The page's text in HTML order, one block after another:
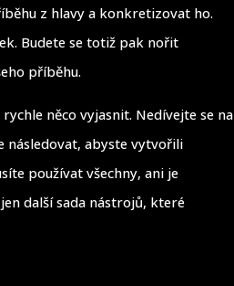
z hlavy a konkretizovat ho.
Budete se totiž pak nořit
příběhu.
něco vyjasnit. Nedívejte se na
abyste vytvořili
používat všechny, ani je
další sada nástrojů, které